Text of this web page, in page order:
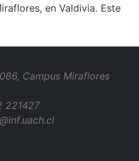
en Valdivia. Este
Campus Miraflores
221427